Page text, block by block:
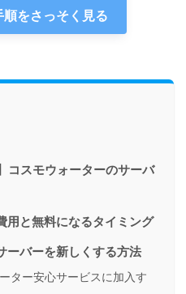
をさっそく見る
コスモウォーターのサーバ
用と無料になるタイミング
ーバーを新しくする方法
ター安心サービスに加入す